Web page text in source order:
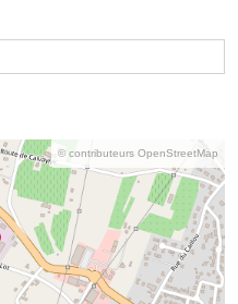
© contributeurs OpenStreetMap